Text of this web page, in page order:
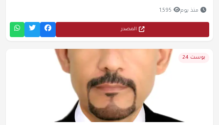
منذ يوم 1,595
المصدر
بوست 24